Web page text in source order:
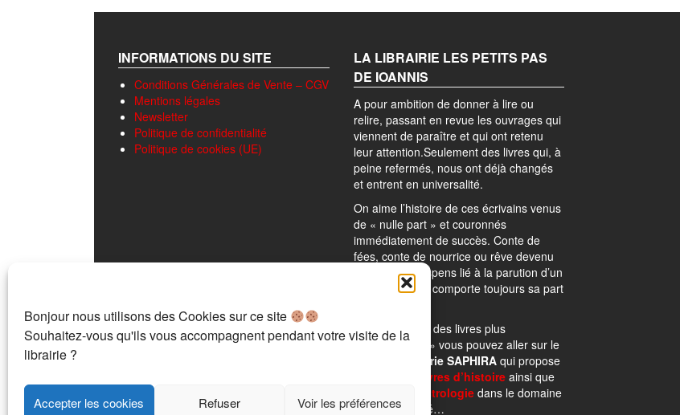
Bonjour nous utilisons des Cookies sur ce site
Souhaitez-vous qu'ils vous accompagnent pendant votre visite de la
librairie ?
Accepter les cookies Refuser Voir les préférences
INFORMATIONS DU SITE
Conditions Générales de Vente – CGV
Mentions légales
Newsletter
Politique de confidentialité
Politique de cookies (UE)
LA LIBRAIRIE LES PETITS PAS
DE IOANNIS
A pour ambition de donner à lire ou
relire, passant en revue les ouvrages qui
viennent de paraître et qui ont retenu
leur attention.Seulement des livres qui, à
peine refermés, nous ont déjà changés
et entrent en universalité.
On aime l’histoire de ces écrivains venus
de « nulle part » et couronnés
immédiatement de succès. Conte de
fées, conte de nourrice ou rêve devenu
réalité ? Le suspens lié à la parution d’un
premier roman comporte toujours sa part
Pour ce qui est des livres plus
« scientifiques » vous pouvez aller sur le
librairie SAPHIRAqui propose
livres d’histoireainsi que
livres d’astrologiedans le domaine
de la spiritualité…